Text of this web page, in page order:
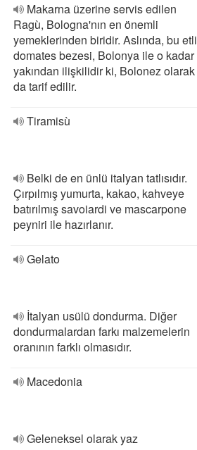
Makarna üzerine servis edilen
Ragù, Bologna'nın en önemli
yemeklerinden biridir. Aslında, bu etli
domates bezesi, Bolonya ile o kadar
yakından ilişkilidir ki, Bolonez olarak
da tarif edilir.
Tiramisù
Belki de en ünlü italyan tatlısıdır.
Çırpılmış yumurta, kakao, kahveye
batırılmış savoiardi ve mascarpone
peyniri ile hazırlanır.
Gelato
İtalyan usülü dondurma. Diğer
dondurmalardan farkı malzemelerin
oranının farklı olmasıdır.
Macedonia
Geleneksel olarak yaz